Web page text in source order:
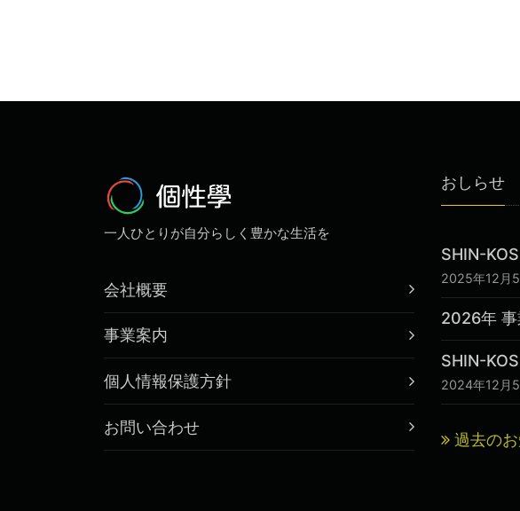
一人ひとりが自分らしく豊かな生活を
会社概要
事業案内
個人情報保護方針
お問い合わせ
おしらせ
SHIN-
2025年12月
2026年 事
SHIN-
2024年12月
過去の